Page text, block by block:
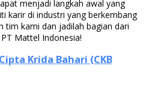
menjadi langkah awal yang
karir di industri yang berkembang
tim kami dan jadilah bagian dari
Mattel Indonesia!
Krida Bahari (CKB